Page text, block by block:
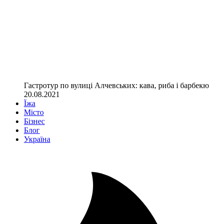
Гастротур по вулиці Алчевських: кава, риба і барбекю
20.08.2021
Їжа
Місто
Бізнес
Блог
Україна